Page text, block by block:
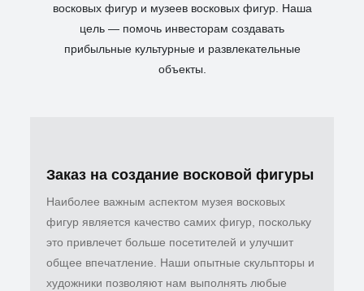
восковых фигур и музеев восковых фигур. Наша
цель — помочь инвесторам создавать
прибыльные культурные и развлекательные
объекты.
Заказ на создание восковой фигуры
Наиболее важным аспектом музея восковых
фигур является качество самих фигур, поскольку
это привлечет больше посетителей и улучшит
общее впечатление. Наши опытные скульпторы и
художники позволяют нам выполнять любые